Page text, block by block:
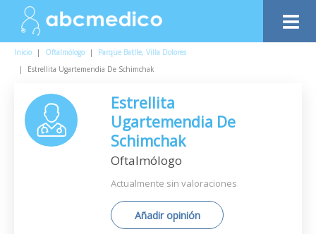
Inicio | Oftalmólogo |
Parque Batlle, Villa Dolores
|
Estrellita Ugartemendia De Schimchak
Estrellita
Ugartemendia De
Schimchak
Oftalmólogo
Actualmente sin valoraciones
Añadir opinión